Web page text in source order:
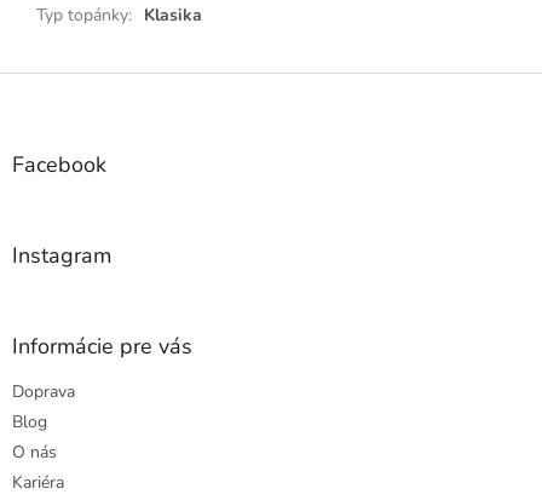
Typ topánky: Klasika
Z
Facebook
Instagram
Informácie pre vás
Doprava
Blog
O nás
Kariéra